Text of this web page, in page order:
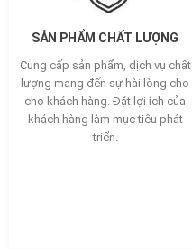
SẢN PHẨM CHẤT LƯỢNG
Cung cấp sản phẩm, dịch vụ chất
lượng mang đến sự hài lòng cho
cho khách hàng. Đặt lợi ích của
khách hàng làm mục tiêu phát
triển.